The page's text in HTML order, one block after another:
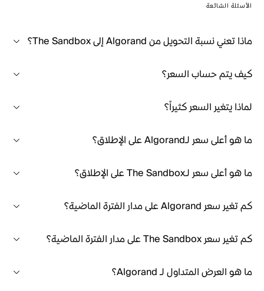
الأسئلة الشائعة
ماذا تعني نسبة التحويل من Algorand إلى The Sandbox؟
كيف يتم حساب السعر؟
لماذا يتغير السعر كثيراً؟
ما هو أعلى سعر لـAlgorand على الإطلاق؟
ما هو أعلى سعر لـThe Sandbox على الإطلاق؟
كم تغير سعر Algorand على مدار الفترة الماضية؟
كم تغير سعر The Sandbox على مدار الفترة الماضية؟
ما هو العرض المتداول لـ Algorand؟